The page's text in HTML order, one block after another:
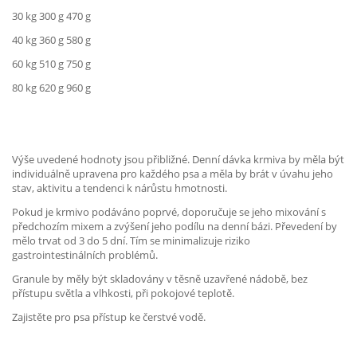
30 kg 300 g 470 g
40 kg 360 g 580 g
60 kg 510 g 750 g
80 kg 620 g 960 g
Výše uvedené hodnoty jsou přibližné. Denní dávka krmiva by měla být
individuálně upravena pro každého psa a měla by brát v úvahu jeho
stav, aktivitu a tendenci k nárůstu hmotnosti.
Pokud je krmivo podáváno poprvé, doporučuje se jeho mixování s
předchozím mixem a zvýšení jeho podílu na denní bázi. Převedení by
mělo trvat od 3 do 5 dní. Tím se minimalizuje riziko
gastrointestinálních problémů.
Granule by měly být skladovány v těsně uzavřené nádobě, bez
přístupu světla a vlhkosti, při pokojové teplotě.
Zajistěte pro psa přístup ke čerstvé vodě.